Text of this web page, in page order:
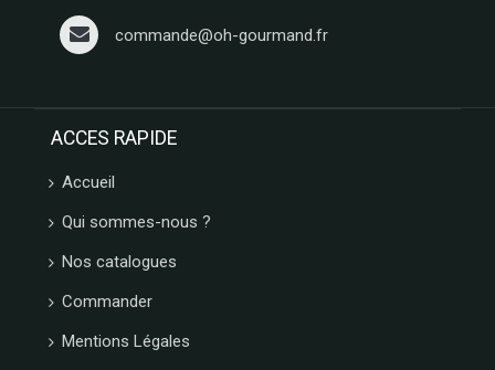
commande@oh-gourmand.fr
ACCES RAPIDE
Accueil
Qui sommes-nous ?
Nos catalogues
Commander
Mentions Légales